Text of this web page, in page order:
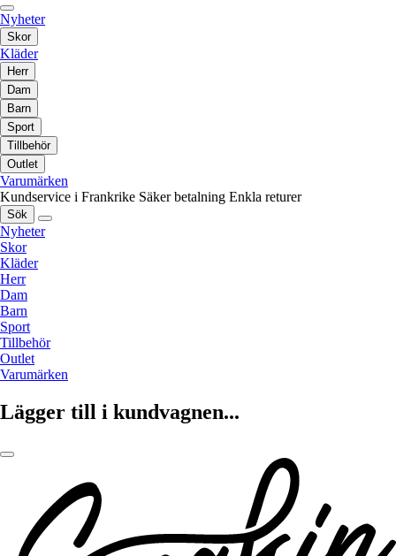
Nyheter
Skor
Kläder
Herr
Dam
Barn
Sport
Tillbehör
Outlet
Varumärken
Kundservice i Frankrike Säker betalning Enkla returer
Sök
Nyheter
Skor
Kläder
Herr
Dam
Barn
Sport
Tillbehör
Outlet
Varumärken
Lägger till i kundvagnen...